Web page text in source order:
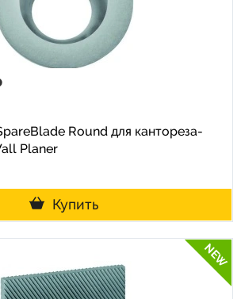
Round для кантореза-
Planer
Купить
NEW